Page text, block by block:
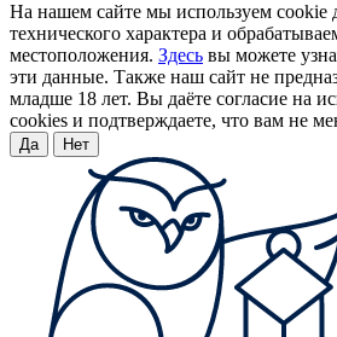
На нашем сайте мы используем cookie
технического характера и
местоположения. Здесь вы можете
эти данные. Также наш сайт не
младше 18 лет. Вы даёте согласие на
cookies и подтверждаете, что вам не
Да Нет